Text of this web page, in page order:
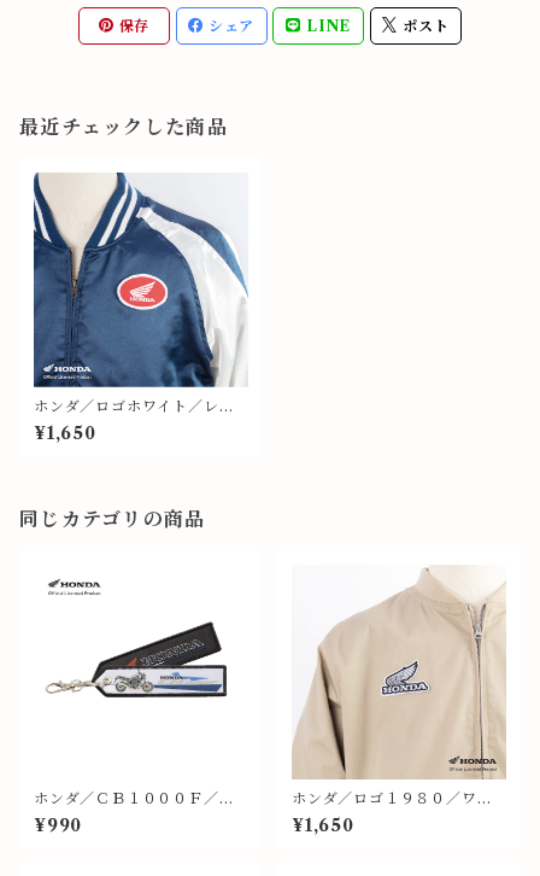
保存 シェア LINE ポスト
最近チェックした商品
ホンダ／ロゴホワイト／レッ
ド地／ワッペン⑨
¥1,650
同じカテゴリの商品
ホンダ／ＣＢ１０００Ｆ／フ
ライトタグ
¥990
ホンダ／ロゴ１９８０／ワッ
ペン①②
¥1,650